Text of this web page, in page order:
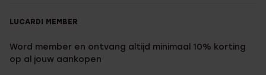
LUCARDI MEMBER
Word member en ontvang altijd minimaal 10% korting
op al jouw aankopen